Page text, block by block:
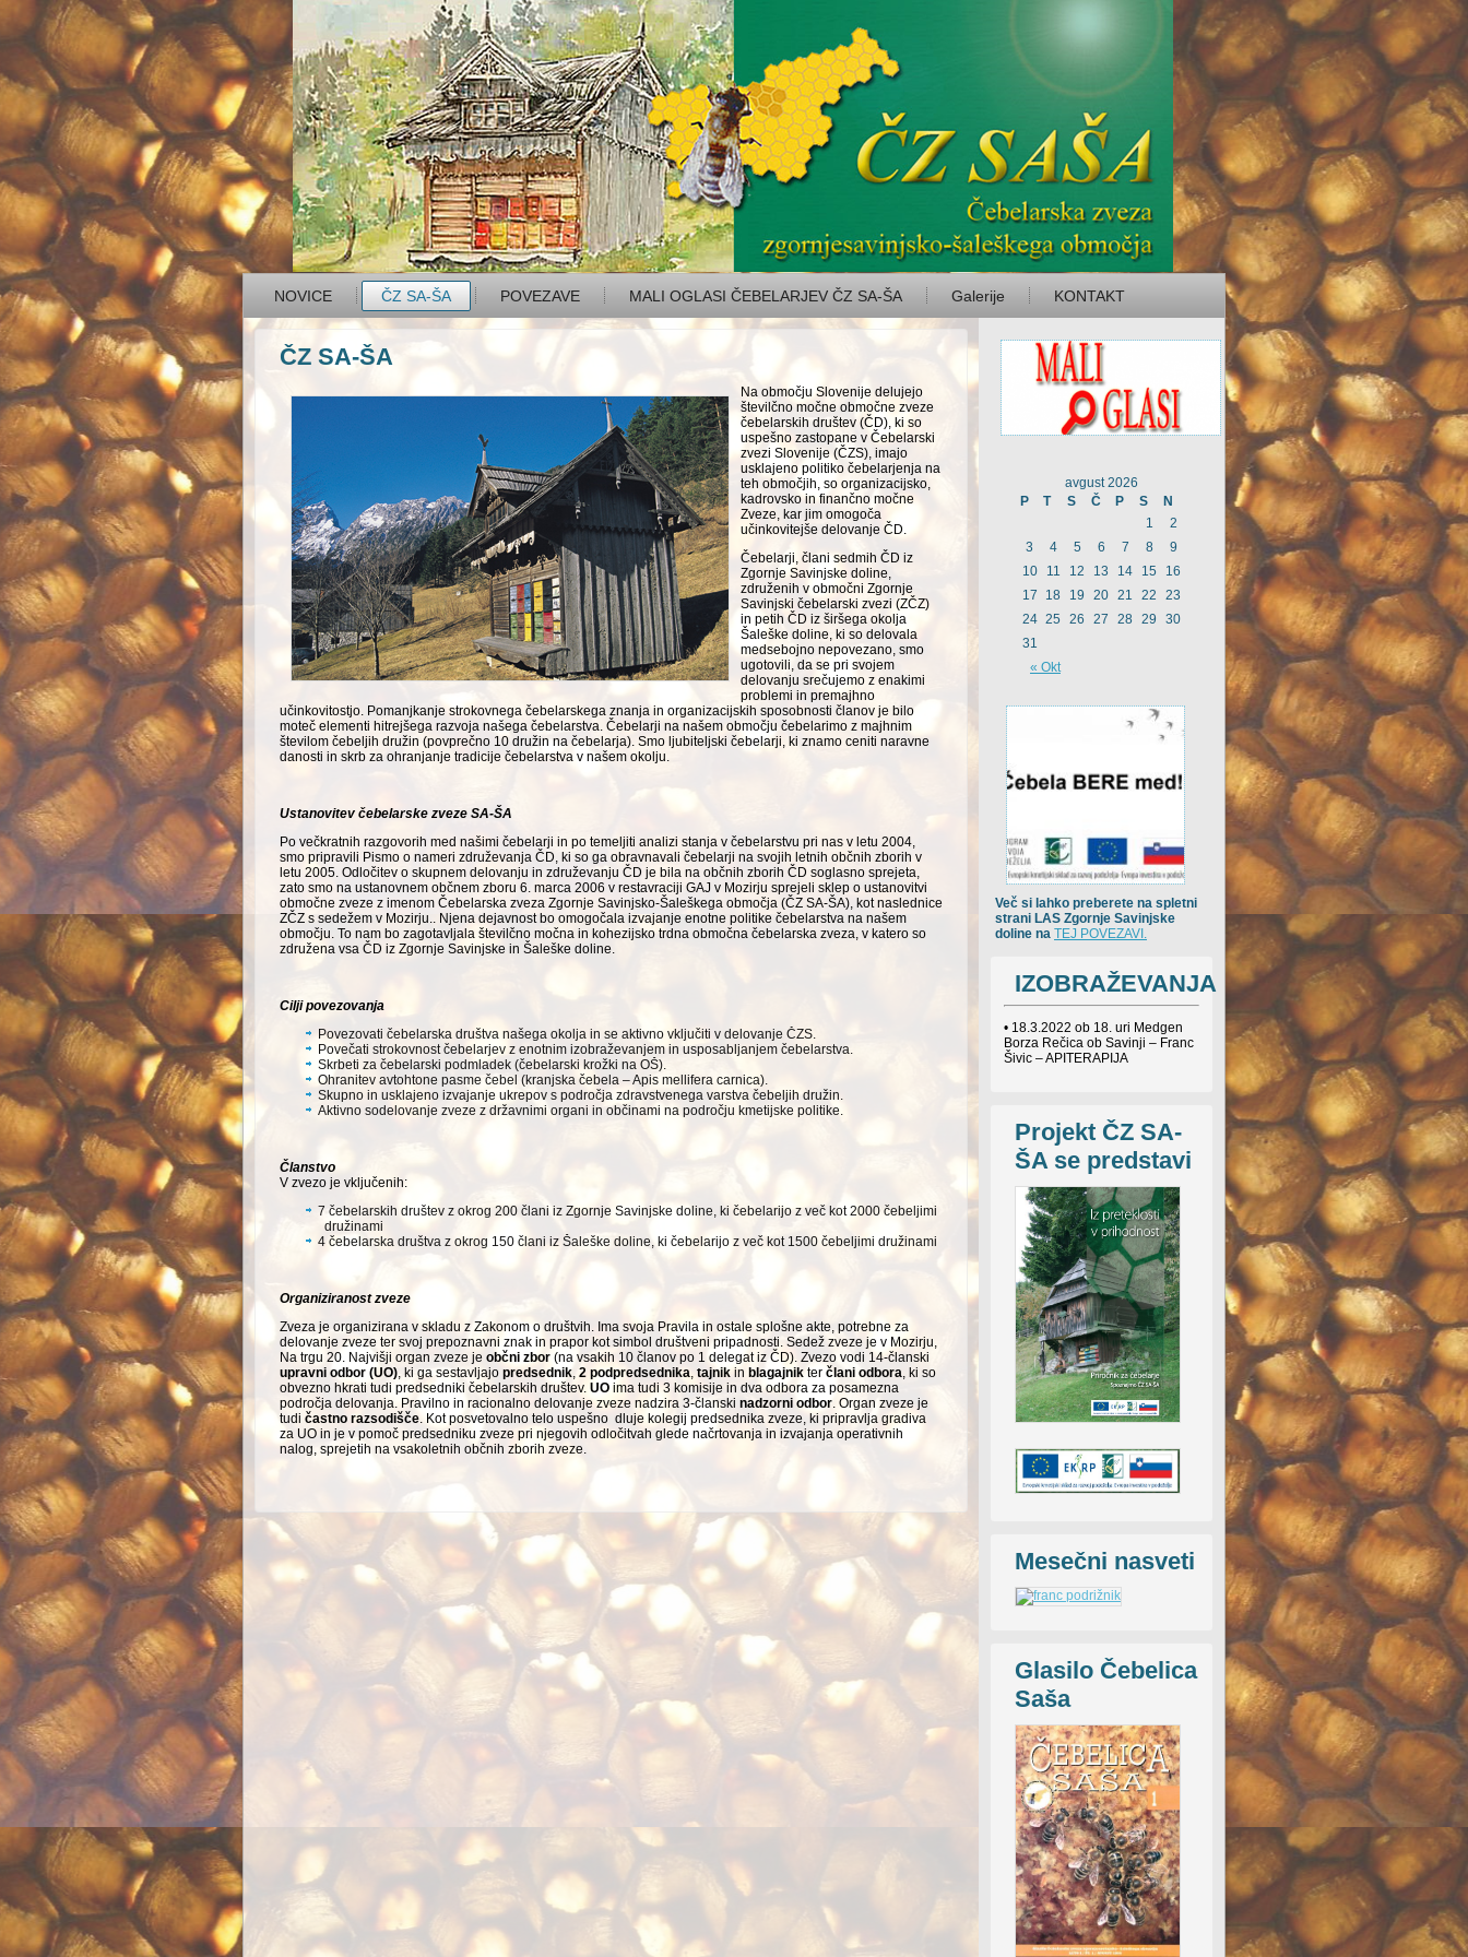
NOVICE ČZ SA-ŠA POVEZAVE MALI OGLASI ČEBELARJEV ČZ SA-ŠA Galerije KONTAKT
ČZ SA-ŠA
Na območju Slovenije delujejo
številčno močne območne zveze
čebelarskih društev (ČD), ki so
uspešno zastopane v Čebelarski
zvezi Slovenije (ČZS), imajo
usklajeno poli­tiko čebelarjenja na
teh območjih, so organizacijsko,
kadrovsko in finančno močne
Zveze, kar jim omogoča
učinkovitejše delovanje ČD.
Čebelarji, člani sedmih ČD iz
Zgornje Savinjske doline,
združenih v območni Zgornje
Savinjski čebe­larski zvezi (ZČZ)
in petih ČD iz širšega okolja
Šaleške doline, ki so delovala
medse­bojno nepovezano, smo
ugotovili, da se pri svojem
delovanju srečujemo z enakimi
problemi in premajhno
učinkovitostjo. Pomanjkanje strokovnega čebelarskega znanja in organizacijskih sposobnosti članov je bilo
moteč elementi hitrejšega razvoja našega čebelarstva. Čebelarji na našem območju čebelarimo z majhnim
številom čebeljih družin (povprečno 10 družin na čebelarja). Smo ljubiteljski čebe­larji, ki znamo ceniti naravne
danosti in skrb za ohranjanje tradicije čebelarstva v našem okolju.
Ustanovitev čebelarske zveze SA-ŠA
Po večkratnih razgovorih med našimi čebelarji in po temeljiti analizi stanja v čebelarstvu pri nas v letu 2004,
smo pripravili Pismo o nameri združevanja ČD, ki so ga obravnavali čebelarji na svojih letnih občnih zborih v
letu 2005. Odločitev o skupnem delovanju in združevanju ČD je bila na občnih zborih ČD soglasno sprejeta,
zato smo na ustanovnem občnem zboru 6. marca 2006 v restavraciji GAJ v Mozirju sprejeli sklep o ustanovitvi
območne zveze z imenom Čebe­larska zveza Zgornje Savinjsko-Šaleškega območja (ČZ SA-ŠA), kot naslednice
ZČZ s sedežem v Mozirju.. Njena dejavnost bo omogočala izvajanje enotne politike čebelarstva na našem
območju. To nam bo zagotavljala številčno močna in kohezijsko trdna območna čebelarska zveza, v katero so
združena vsa ČD iz Zgornje Savinjske in Šaleške doline.
Cilji povezovanja
Povezovati čebelarska društva našega okolja in se aktivno vključiti v delovanje ČZS.
Povečati strokovnost čebelarjev z enotnim izobraže­vanjem in usposabljanjem čebelarstva.
Skrbeti za čebelarski podmladek (čebelarski krožki na OŠ).
Ohranitev avtohtone pasme čebel (kranjska čebela – Apis mellifera carnica).
Skupno in usklajeno izvajanje ukrepov s področja zdravstvenega varstva čebeljih družin.
Aktivno sodelovanje zveze z državnimi organi in občinami na področju kmetijske politike.
Članstvo
V zvezo je vključenih:
7 čebelarskih društev z okrog 200 člani iz Zgornje Savinjske doline, ki čebe­larijo z več kot 2000 čebeljimi
družinami
4 čebelarska društva z okrog 150 člani iz Šaleške doline, ki čebelarijo z več kot 1500 čebeljimi družinami
Organiziranost zveze
Zveza je organizirana v skladu z Zakonom o društvih. Ima svoja Pravila in ostale splošne akte, potrebne za
delovanje zveze ter svoj prepo­znavni znak in prapor kot simbol društveni pripadnosti. Sedež zveze je v Mozirju,
Na trgu 20. Najvišji organ zveze je občni zbor (na vsakih 10 članov po 1 delegat iz ČD). Zvezo vodi 14-članski
upravni odbor (UO), ki ga sesta­vljajo predsednik, 2 podpredsednika, tajnik in blagajnik ter člani odbora, ki so
obvezno hkrati tudi predse­dniki čebelarskih društev. UO ima tudi 3 komisije in dva odbora za posamezna
področja delovanja. Pravilno in racionalno delovanje zveze nadzira 3-članski nadzorni odbor. Organ zveze je
tudi častno razsodišče. Kot posvetovalno telo uspešno dluje kolegij predsednika zveze, ki pripravlja gradiva
za UO in je v pomoč predsedniku zveze pri njegovih odločitvah glede načrtovanja in izvajanja operativnih
nalog, sprejetih na vsakoletnih občnih zborih zveze.
avgust 2026
P
T S Č P S N
« Okt
1
2
3
4 5 6 7 8
9
10
11 12 13 14 15
16
17
18 19 20 21 22
23
24 25 26 27 28 29
30
31
Več si lahko preberete na spletni
strani LAS Zgornje Savinjske
doline na TEJ POVEZAVI.
IZOBRAŽEVANJA
• 18.3.2022 ob 18. uri Medgen
Borza Rečica ob Savinji – Franc
Šivic – APITERAPIJA
Projekt ČZ SA-
ŠA se predstavi
Mesečni nasveti
Glasilo Čebelica
Saša